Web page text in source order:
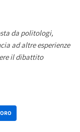
da politologi,
ad altre esperienze
il dibattito